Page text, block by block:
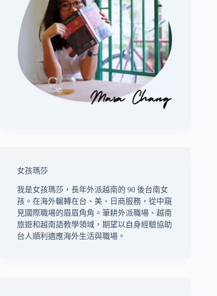
女孩瑪莎
我是女孩瑪莎，長年外派越南的 90 後台南女
孩。在海外輾轉在台、美、日商服務，從中窺
見國際職場的眉眉角角。筆耕外派職場、越南
旅遊和越南語教學領域，期望以自身經驗協助
台人順利適應海外生活與職場。